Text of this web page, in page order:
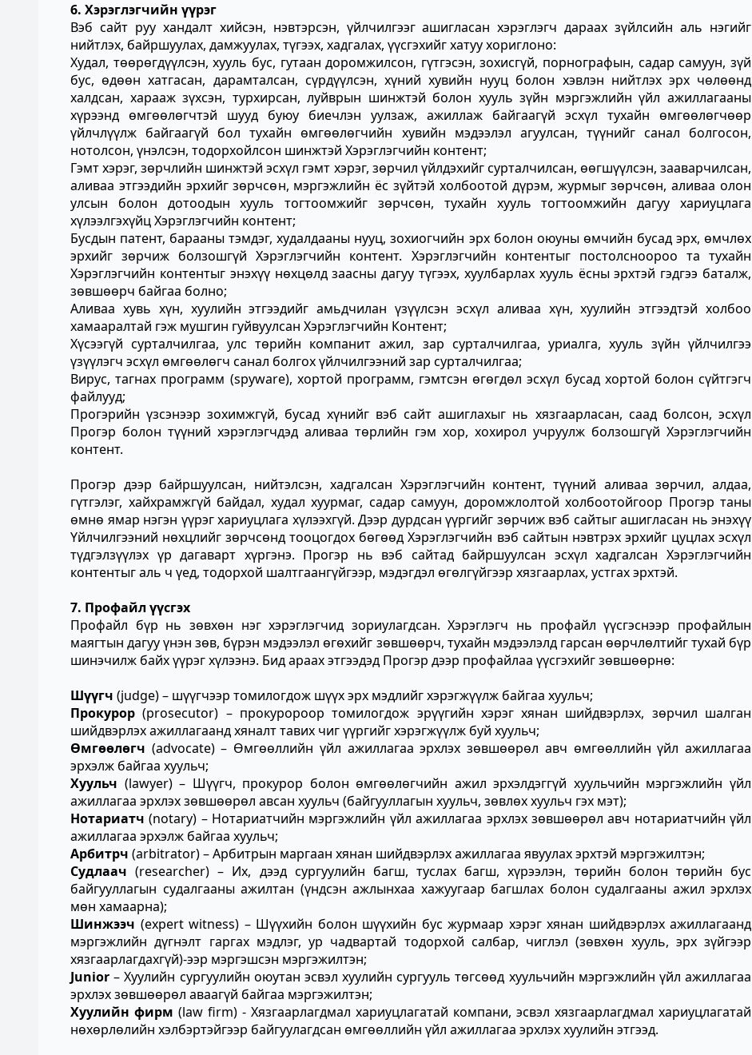
6. Хэрэглэгчийн үүрэг
Вэб сайт руу хандалт хийсэн, нэвтэрсэн, үйлчилгээг ашигласан хэрэглэгч дараах зүйлсийн аль нэгийг
нийтлэх, байршуулах, дамжуулах, түгээх, хадгалах, үүсгэхийг хатуу хориглоно:
Худал, төөрөгдүүлсэн, хууль бус, гутаан доромжилсон, гүтгэсэн, зохисгүй, порнографын, садар самуун, зүй
бус, өдөөн хатгасан, дарамталсан, сүрдүүлсэн, хүний хувийн нууц болон хэвлэн нийтлэх эрх чөлөөнд
халдсан, харааж зүхсэн, турхирсан, луйврын шинжтэй болон хууль зүйн мэргэжлийн үйл ажиллагааны
хүрээнд өмгөөлөгчтэй шууд буюу биечлэн уулзаж, ажиллаж байгаагүй эсхүл тухайн өмгөөлөгчөөр
үйлчлүүлж байгаагүй бол тухайн өмгөөлөгчийн хувийн мэдээлэл агуулсан, түүнийг санал болгосон,
нотолсон, үнэлсэн, тодорхойлсон шинжтэй Хэрэглэгчийн контент;
Гэмт хэрэг, зөрчлийн шинжтэй эсхүл гэмт хэрэг, зөрчил үйлдэхийг сурталчилсан, өөгшүүлсэн, зааварчилсан,
аливаа этгээдийн эрхийг зөрчсөн, мэргэжлийн ёс зүйтэй холбоотой дүрэм, журмыг зөрчсөн, аливаа олон
улсын болон дотоодын хууль тогтоомжийг зөрчсөн, тухайн хууль тогтоомжийн дагуу хариуцлага
хүлээлгэхүйц Хэрэглэгчийн контент;
Бусдын патент, барааны тэмдэг, худалдааны нууц, зохиогчийн эрх болон оюуны өмчийн бусад эрх, өмчлөх
эрхийг зөрчиж болзошгүй Хэрэглэгчийн контент. Хэрэглэгчийн контентыг постолсноороо та тухайн
Хэрэглэгчийн контентыг энэхүү нөхцөлд заасны дагуу түгээх, хуулбарлах хууль ёсны эрхтэй гэдгээ баталж,
зөвшөөрч байгаа болно;
Аливаа хувь хүн, хуулийн этгээдийг амьдчилан үзүүлсэн эсхүл аливаа хүн, хуулийн этгээдтэй холбоо
хамааралтай гэж мушгин гуйвуулсан Хэрэглэгчийн Контент;
Хүсээгүй сурталчилгаа, улс төрийн компанит ажил, зар сурталчилгаа, уриалга, хууль зүйн үйлчилгээ
үзүүлэгч эсхүл өмгөөлөгч санал болгох үйлчилгээний зар сурталчилгаа;
Вирус, тагнах программ (spyware), хортой программ, гэмтсэн өгөгдөл эсхүл бусад хортой болон сүйтгэгч
файлууд;
Прогэрийн үзсэнээр зохимжгүй, бусад хүнийг вэб сайт ашиглахыг нь хязгаарласан, саад болсон, эсхүл
Прогэр болон түүний хэрэглэгчдэд аливаа төрлийн гэм хор, хохирол учруулж болзошгүй Хэрэглэгчийн
контент.
Прогэр дээр байршуулсан, нийтэлсэн, хадгалсан Хэрэглэгчийн контент, түүний аливаа зөрчил, алдаа,
гүтгэлэг, хайхрамжгүй байдал, худал хуурмаг, садар самуун, доромжлолтой холбоотойгоор Прогэр таны
өмнө ямар нэгэн үүрэг хариуцлага хүлээхгүй. Дээр дурдсан үүргийг зөрчиж вэб сайтыг ашигласан нь энэхүү
Үйлчилгээний нөхцлийг зөрчсөнд тооцогдох бөгөөд Хэрэглэгчийн вэб сайтын нэвтрэх эрхийг цуцлах эсхүл
түдгэлзүүлэх үр дагаварт хүргэнэ. Прогэр нь вэб сайтад байршуулсан эсхүл хадгалсан Хэрэглэгчийн
контентыг аль ч үед, тодорхой шалтгаангүйгээр, мэдэгдэл өгөлгүйгээр хязгаарлах, устгах эрхтэй.
7. Профайл үүсгэх
Профайл бүр нь зөвхөн нэг хэрэглэгчид зориулагдсан. Хэрэглэгч нь профайл үүсгэснээр профайлын
маягтын дагуу үнэн зөв, бүрэн мэдээлэл өгөхийг зөвшөөрч, тухайн мэдээлэлд гарсан өөрчлөлтийг тухай бүр
шинэчилж байх үүрэг хүлээнэ. Бид араах этгээдэд Прогэр дээр профайлаа үүсгэхийг зөвшөөрнө:
Шүүгч (judge) – шүүгчээр томилогдож шүүх эрх мэдлийг хэрэгжүүлж байгаа хуульч;
Прокурор (prosecutor) – прокуророор томилогдож эрүүгийн хэрэг хянан шийдвэрлэх, зөрчил шалган
шийдвэрлэх ажиллагаанд хяналт тавих чиг үүргийг хэрэгжүүлж буй хуульч;
Өмгөөлөгч (advocate) – Өмгөөллийн үйл ажиллагаа эрхлэх зөвшөөрөл авч өмгөөллийн үйл ажиллагаа
эрхэлж байгаа хуульч;
Хуульч (lawyer) – Шүүгч, прокурор болон өмгөөлөгчийн ажил эрхэлдэггүй хуульчийн мэргэжлийн үйл
ажиллагаа эрхлэх зөвшөөрөл авсан хуульч (байгууллагын хуульч, зөвлөх хуульч гэх мэт);
Нотариатч(notary) – Нотариатчийн мэргэжлийн үйл ажиллагаа эрхлэх зөвшөөрөл авч нотариатчийн үйл
ажиллагаа эрхэлж байгаа хуульч;
Арбитрч (arbitrator)– Арбитрын маргаан хянан шийдвэрлэх ажиллагаа явуулах эрхтэй мэргэжилтэн;
Судлаач(researcher) – Их, дээд сургуулийн багш, туслах багш, хүрээлэн, төрийн болон төрийн бус
байгууллагын судалгааны ажилтан (үндсэн ажлынхаа хажуугаар багшлах болон судалгааны ажил эрхлэх
мөн хамаарна);
Шинжээч (expert witness) – Шүүхийн болон шүүхийн бус журмаар хэрэг хянан шийдвэрлэх ажиллагаанд
мэргэжлийн дүгнэлт гаргах мэдлэг, ур чадвартай тодорхой салбар, чиглэл (зөвхөн хууль, эрх зүйгээр
хязгаарлагдахгүй)-ээр мэргэшсэн мэргэжилтэн;
Junior– Хуулийн сургуулийн оюутан эсвэл хуулийн сургууль төгсөөд хуульчийн мэргэжлийн үйл ажиллагаа
эрхлэх зөвшөөрөл аваагүй байгаа мэргэжилтэн;
Хуулийн фирм (law firm) - Хязгаарлагдмал хариуцлагатай компани, эсвэл хязгаарлагдмал хариуцлагатай
нөхөрлөлийн хэлбэртэйгээр байгуулагдсан өмгөөллийн үйл ажиллагаа эрхлэх хуулийн этгээд.